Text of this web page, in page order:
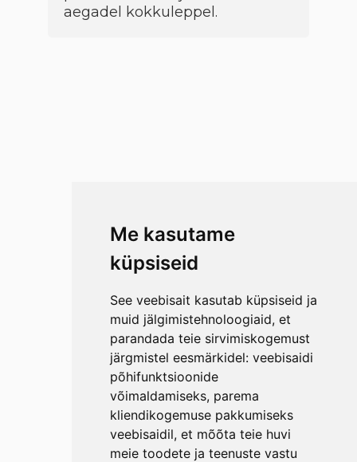
Me kasutame
küpsiseid
See veebisait kasutab küpsiseid ja
muid jälgimistehnoloogiaid, et
parandada teie sirvimiskogemust
järgmistel eesmärkidel: veebisaidi
põhifunktsioonide
võimaldamiseks, parema
kliendikogemuse pakkumiseks
veebisaidil, et mõõta teie huvi
meie toodete ja teenuste vastu
aegadel kokkuleppel.